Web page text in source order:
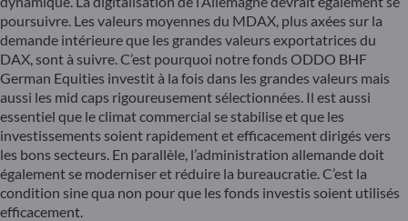
poursuivre. Les valeurs moyennes du MDAX, plus axées sur la
demande intérieure que les grandes valeurs exportatrices du
DAX, sont à suivre. C’est pourquoi notre fonds ODDO BHF
German Equities investit à la fois dans les grandes valeurs mais
aussi les mid caps rigoureusement sélectionnées. Il est aussi
essentiel que le climat commercial se stabilise et que les
investissements soient rapidement et efficacement dirigés vers
les bons secteurs. En parallèle, l’administration allemande doit
également se moderniser et réduire la bureaucratie. C’est la
condition sine qua non pour que les fonds investis soient utilisés
efficacement.